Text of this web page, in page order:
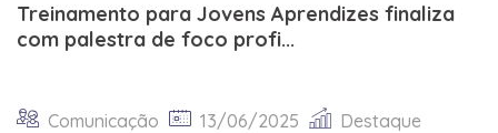
Treinamento para Jovens Aprendizes finaliza
com palestra de foco profi...
Comunicação 13/06/2025 Destaque